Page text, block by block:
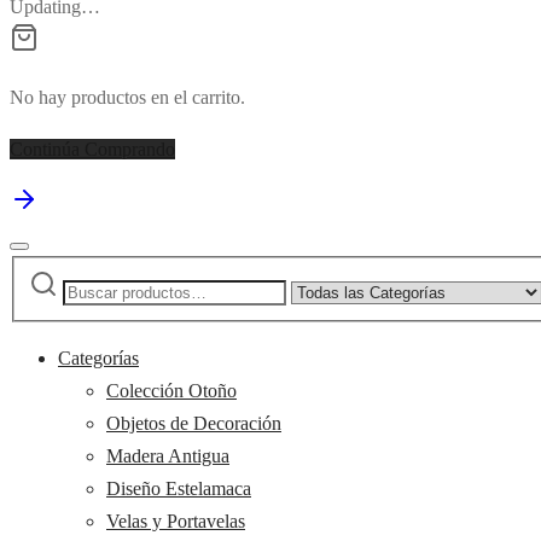
Updating…
No hay productos en el carrito.
Buscar
Narrow
Categorías
Colección Otoño
Objetos de Decoración
Madera Antigua
Diseño Estelamaca
Velas y Portavelas